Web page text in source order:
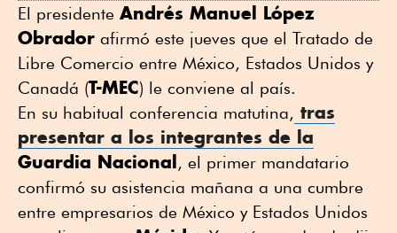
El presidente Andrés Manuel López
Obrador afirmó este jueves que el Tratado de
Libre Comercio entre México, Estados Unidos y
Canadá (T-MEC) le conviene al país.
En su habitual conferencia matutina, tras
presentar a los integrantes de la
Guardia Nacional, el primer mandatario
confirmó su asistencia mañana a una cumbre
entre empresarios de México y Estados Unidos